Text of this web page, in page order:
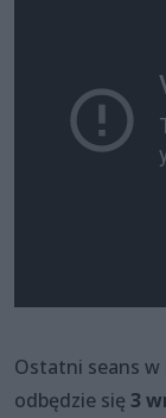
Ostatni seans w
odbędzie się 3